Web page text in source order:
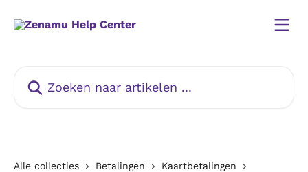
Alle collecties Betalingen
Kaartbetalingen